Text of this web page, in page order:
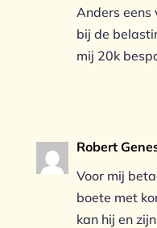
Anders eens
bij de
mij 20k
Robert
Voor mij
boete met
kan hij en